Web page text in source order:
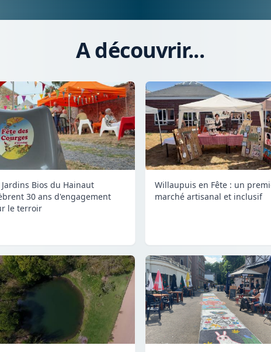
A découvrir...
Jardins Bios du Hainaut
30 ans d'engagement
le terroir
Willaupuis en Fête : un
marché artisanal et inclusif